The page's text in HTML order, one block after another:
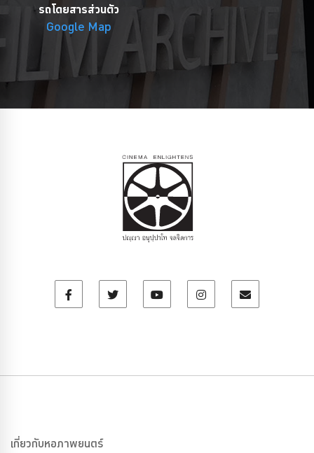
รถโดยสารส่วนตัว
Google Map
เกี่ยวกับหอภาพยนตร์